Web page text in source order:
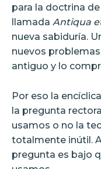
para la doctrina de
llamada Antiqua
nueva sabiduría.
nuevos
antiguo y lo
Por eso la
la pregunta
usamos o no la
totalmente inútil.
pregunta es bajo